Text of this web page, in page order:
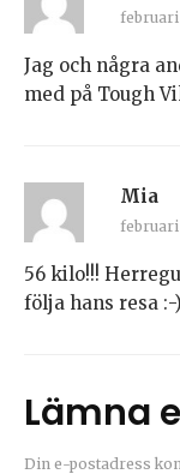
februari
Jag och några
med på Tough
Mia
februari
56 kilo!!!
följa hans resa :-
Lämna
Din e-postadress